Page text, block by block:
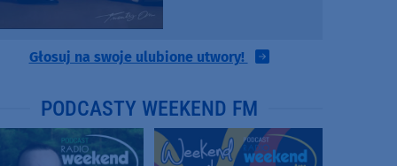
Głosuj na swoje ulubione utwory!
PODCASTY WEEKEND FM